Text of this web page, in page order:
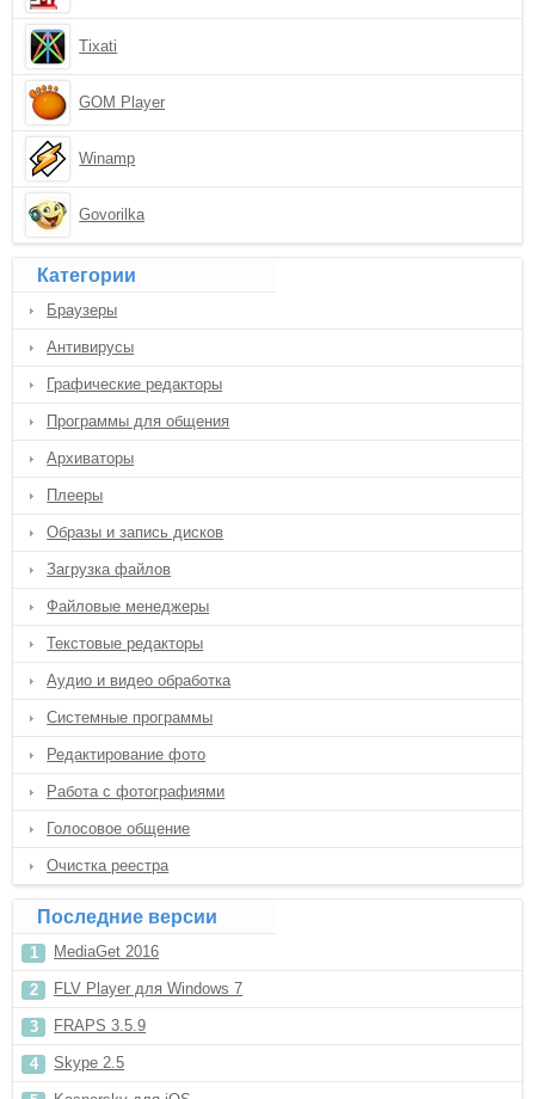
Tixati
GOM Player
Winamp
Govorilka
Категории
Браузеры
Антивирусы
Графические редакторы
Программы для общения
Архиваторы
Плееры
Образы и запись дисков
Загрузка файлов
Файловые менеджеры
Текстовые редакторы
Аудио и видео обработка
Системные программы
Редактирование фото
Работа с фотографиями
Голосовое общение
Очистка реестра
Последние версии
MediaGet 2016
FLV Player для Windows 7
FRAPS 3.5.9
Skype 2.5